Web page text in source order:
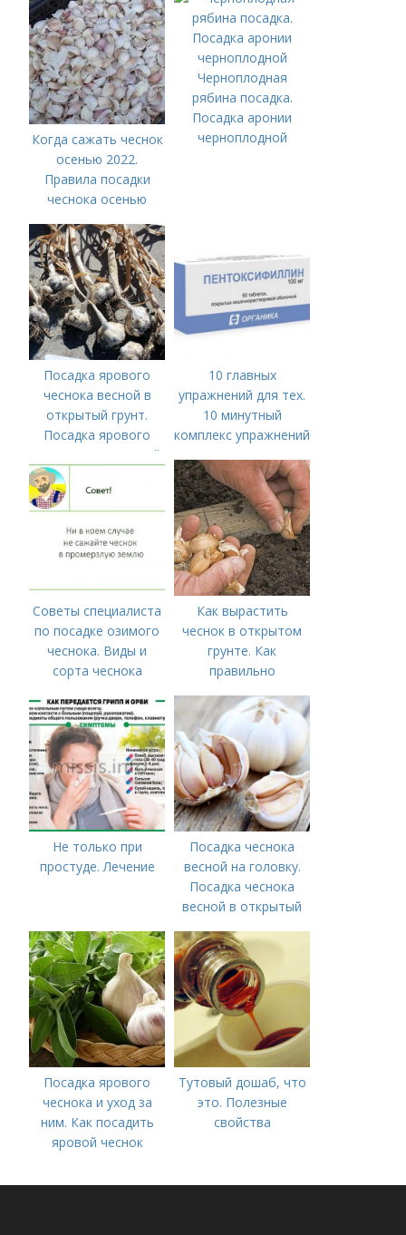
Когда сажать чеснок
осенью 2022.
Правила посадки
чеснока осенью
Черноплодная
рябина посадка.
Посадка аронии
черноплодной
Посадка ярового
чеснока весной в
открытый грунт.
Посадка ярового
чеснока в открытый
10 главных
упражнений для тех.
10 минутный
комплекс упражнений
времени на спорт
Советы специалиста
по посадке озимого
чеснока. Виды и
сорта чеснока
Как вырастить
чеснок в открытом
грунте. Как
правильно
открытом грунте
Не только при
простуде. Лечение
Посадка чеснока
весной на головку.
Посадка чеснока
весной в открытый
Посадка ярового
чеснока и уход за
ним. Как посадить
яровой чеснок
Тутовый дошаб, что
это. Полезные
свойства